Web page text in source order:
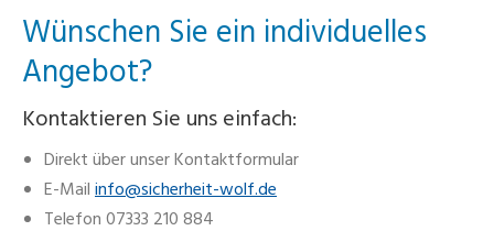
Wünschen Sie ein individuelles
Angebot?
Kontaktieren Sie uns einfach:
Direkt über unser Kontaktformular
E-Mailinfo@sicherheit-wolf.de
Telefon 07333 210 884